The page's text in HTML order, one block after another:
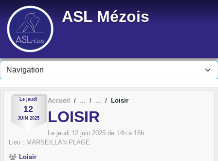
ASL Mézois
Le jeudi
12
JUIN 2025
Accueil Loisir
LOISIR
Le jeudi 12 juin 2025 de 14h à 16h
Lieu : MARSEILLAN PLAGE
Loisir
Panneau de gestion des cookies